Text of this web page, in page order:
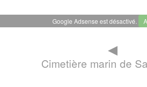
Google Adsense est désactivé.
◄
Cimetière marin de